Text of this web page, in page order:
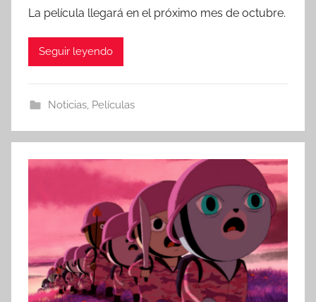
La película llegará en el próximo mes de octubre.
Seguir leyendo
Noticias, Películas